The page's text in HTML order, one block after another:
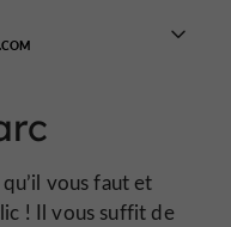
qu’il vous faut et
! Il vous suffit de